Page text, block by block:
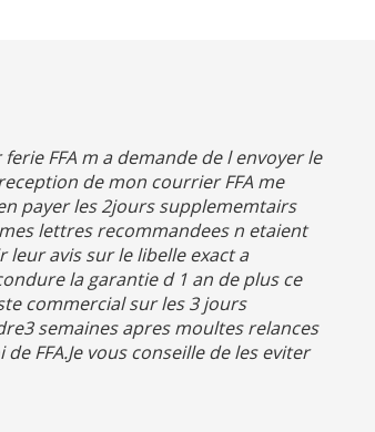
FFA m a demande de l envoyer le
de mon courrier FFA me
payer les 2jours supplememtairs
lettres recommandees n etaient
leur avis sur le libelle exact a
la garantie d 1 an de plus ce
commercial sur les 3 jours
semaines apres moultes relances
FFA.Je vous conseille de les eviter